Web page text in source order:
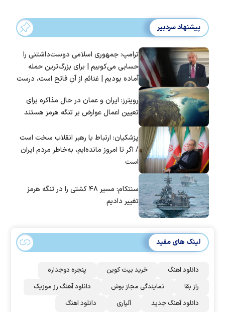
پیشنهاد سردبیر
ترامپ: جمهوری اسلامی دوست‌داشتنی را
حسابی می‌کوبیم | برای بزرگ‌ترین حمله
آماده بودیم | غنائم از آنِ فاتح است، درست
رویترز: ایران و عمان در حال مذاکره برای
تعیین اعمال عوارض بر تنگه هرمز هستند
پزشکیان: ارتباط با رهبر انقلاب سخت است
/ اگر تا امروز مانده‌ایم، به‌خاطر مردم ایران
است
سنتکام: مسیر ۴۸ کشتی را در تنگه هرمز
تغییر دادیم
لینک های مفید
دانلود اهنگ خرید بیت کوین
پنجره دوجداره
راز بقا
نمایندگی مجاز بوش
دانلود آهنگ رز‌ موزیک
دانلود آهنگ جدید
آلپاری دانلود اهنگ